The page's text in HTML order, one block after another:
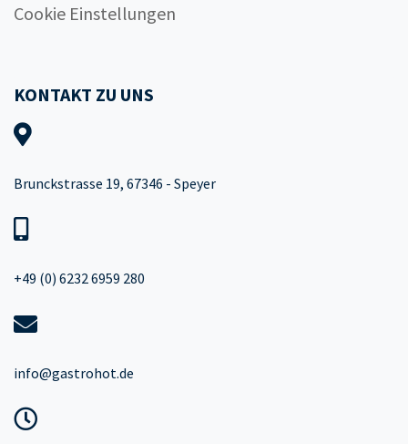
Cookie Einstellungen
KONTAKT ZU UNS
Brunckstrasse 19, 67346 - Speyer
+49 (0) 6232 6959 280
info@gastrohot.de